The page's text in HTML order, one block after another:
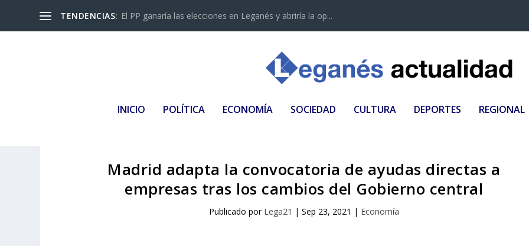
TENDENCIAS: El PP ganaría las elecciones en Leganés y abriría la op...
INICIO POLÍTICA ECONOMÍA SOCIEDAD CULTURA DEPORTES REGIONAL
Madrid adapta la convocatoria de ayudas directas a
empresas tras los cambios del Gobierno central
Publicado por Lega21 | Sep 23, 2021 | Economía